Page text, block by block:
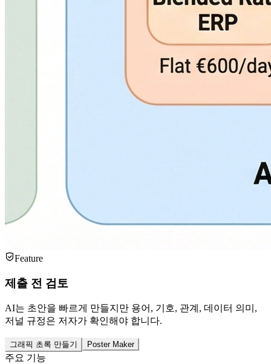
Feature
제출 전 검토
AI는 초안을 빠르게 만들지만 용어, 기호, 관계, 데이터 의미,
저널 규정은 저자가 확인해야 합니다.
그래픽 초록 만들기 Poster Maker
주요 기능